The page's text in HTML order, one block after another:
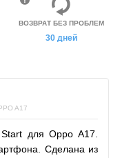
ВОЗВРАТ БЕЗ ПРОБЛЕМ
30 дней
A17
для Oppo A17.
Сделана из